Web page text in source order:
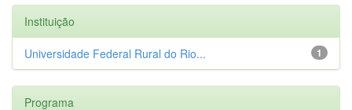
Instituição
1
Universidade Federal Rural do Rio...
Programa